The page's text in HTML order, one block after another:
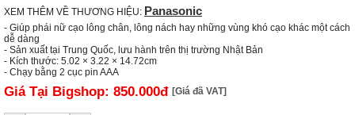
XEM THÊM VỀ THƯƠNG HIỆU: Panasonic
- Giúp phái nữ cạo lông chân, lông nách hay những vùng khó cạo khác một cách
dễ dàng
- Sản xuất tại Trung Quốc, lưu hành trên thị trường Nhật Bản
- Kích thước: 5.02 × 3.22 × 14.72cm
- Chạy bằng 2 cục pin AAA
Giá Tại Bigshop: 850.000đ [Giá đã VAT]